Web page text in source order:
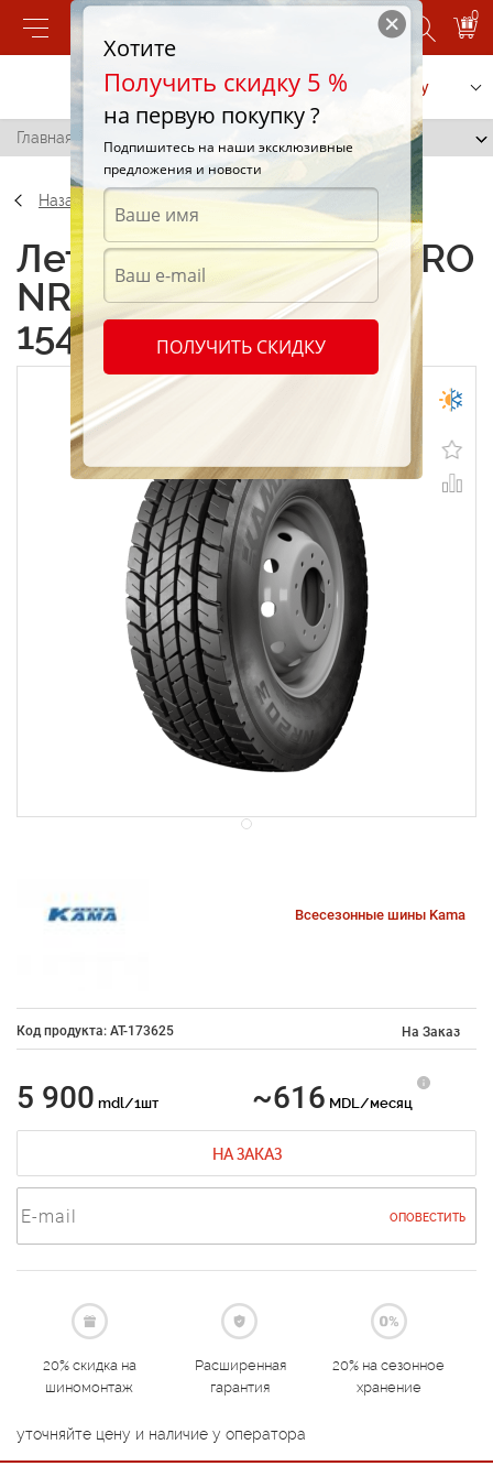
0
Позвонить Заказать услугу
Главная / КАМА PRO NR203 315/70 R22,5 154/150M
Назад
Летние шины КАМА PRO
NR203 315/70 R22,5
154/150M
Всесезонные шины Kama
Код продукта: AT-173625 На Заказ
5 900 mdl/1шт ~616 MDL/месяц
НА ЗАКАЗ
ОПОВЕСТИТЬ
20% скидка на
шиномонтаж
Расширенная
гарантия
20% на сезонное
хранение
уточняйте цену и наличие у оператора
Хотите
Получить скидку 5 %
на первую покупку ?
Подпишитесь на наши эксклюзивные
предложения и новости
ПОЛУЧИТЬ СКИДКУ